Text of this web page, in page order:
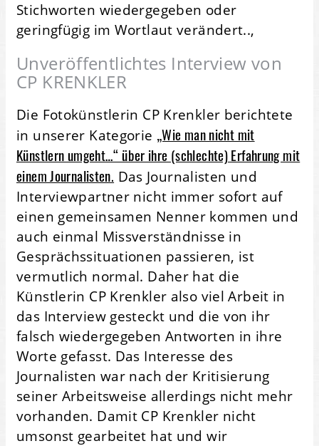
Stichworten wiedergegeben oder
geringfügig im Wortlaut verändert..,
Unveröffentlichtes Interview von
CP KRENKLER
Die Fotokünstlerin CP Krenkler berichtete
in unserer Kategorie „Wie man nicht mit
Künstlern umgeht…“ über ihre (schlechte) Erfahrung mit
einem Journalisten. Das Journalisten und
Interviewpartner nicht immer sofort auf
einen gemeinsamen Nenner kommen und
auch einmal Missverständnisse in
Gesprächssituationen passieren, ist
vermutlich normal. Daher hat die
Künstlerin CP Krenkler also viel Arbeit in
das Interview gesteckt und die von ihr
falsch wiedergegeben Antworten in ihre
Worte gefasst. Das Interesse des
Journalisten war nach der Kritisierung
seiner Arbeitsweise allerdings nicht mehr
vorhanden. Damit CP Krenkler nicht
umsonst gearbeitet hat und wir